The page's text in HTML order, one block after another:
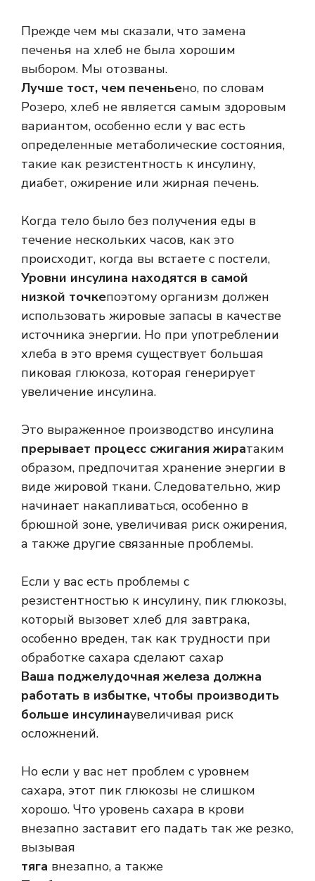
Прежде чем мы сказали, что замена
печенья на хлеб не была хорошим
выбором. Мы отозваны.
Лучше тост, чем печеньено, по словам
Розеро, хлеб не является самым здоровым
вариантом, особенно если у вас есть
определенные метаболические состояния,
такие как резистентность к инсулину,
диабет, ожирение или жирная печень.
Когда тело было без получения еды в
течение нескольких часов, как это
происходит, когда вы встаете с постели,
Уровни инсулина находятся в самой
низкой точкепоэтому организм должен
использовать жировые запасы в качестве
источника энергии. Но при употреблении
хлеба в это время существует большая
пиковая глюкоза, которая генерирует
увеличение инсулина.
Это выраженное производство инсулина
прерывает процесс сжигания жиратаким
образом, предпочитая хранение энергии в
виде жировой ткани. Следовательно, жир
начинает накапливаться, особенно в
брюшной зоне, увеличивая риск ожирения,
а также другие связанные проблемы.
Если у вас есть проблемы с
резистентностью к инсулину, пик глюкозы,
который вызовет хлеб для завтрака,
особенно вреден, так как трудности при
обработке сахара сделают сахар
Ваша поджелудочная железа должна
работать в избытке, чтобы производить
больше инсулинаувеличивая риск
осложнений.
Но если у вас нет проблем с уровнем
сахара, этот пик глюкозы не слишком
хорошо. Что уровень сахара в крови
внезапно заставит его падать так же резко,
вызывая
тяга внезапно, а также